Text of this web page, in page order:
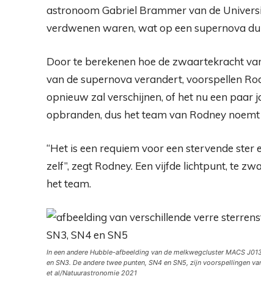
astronoom Gabriel Brammer van de
verdwenen waren, wat op een supernova
Door te berekenen hoe de zwaartekracht
van de supernova verandert, voorspellen
opnieuw zal verschijnen, of het nu een
opbranden, dus het team van Rodney noemt
“Het is een requiem voor een stervende
zelf”, zegt Rodney. Een vijfde lichtpunt, te
het team.
In een andere Hubble-afbeelding van de melkwegcluster MACS
en SN3. De andere twee punten, SN4 en SN5, zijn voorspellingen
et al/Natuurastronomie 2021